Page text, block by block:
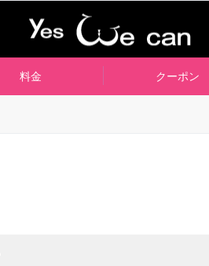
料金 クーポン